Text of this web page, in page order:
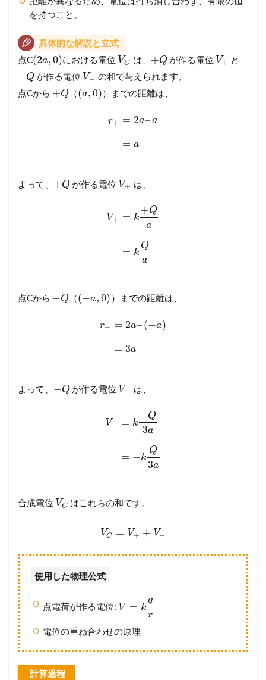
を持つこと。
具体的な解説と立式
点C(2a,0)における電位 VC は、 +Qが作る電位 V+ と
−Q が作る電位 V− の和で与えられます。
点Cから +Q （(a, 0)）までの距離は、
r+ = 2a–a
= a
よって、 +Q が作る電位 V+ は、
V+ = k
+Q
a
= k
Q
a
点Cから −Q （(−a, 0) ）までの距離は、
r− = 2a–(−a)
= 3a
よって、 −Q が作る電位 V− は、
V− = k
−Q
3a
= −k
Q
3a
合成電位 VC はこれらの和です。
VC = V+ + V−
使用した物理公式
点電荷が作る電位: V = k
q
r
電位の重ね合わせの原理
計算過程